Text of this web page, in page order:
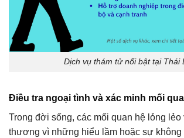
Dịch vụ thám tử nổi bật tại Thái
Điều tra ngoại tình và xác minh mối
Trong đời sống, các mối quan hệ lỏng lẻo
thương vì những hiểu lầm hoặc sự không